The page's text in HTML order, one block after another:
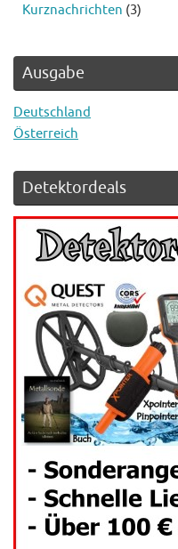
Kurznachrichten (3)
Ausgabe
Deutschland
Österreich
Detektordeals